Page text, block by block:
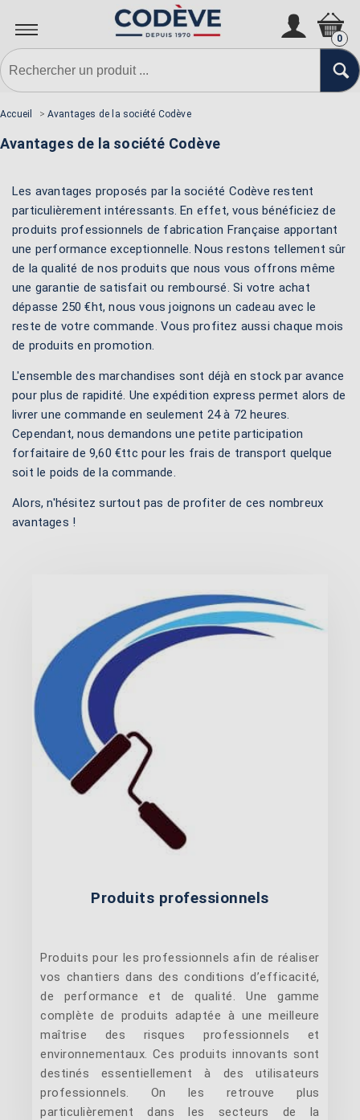
0
Accueil > Avantages de la société Codève
Avantages de la société Codève
Les avantages proposés par la société Codève restent
particulièrement intéressants. En effet, vous bénéficiez de
produits professionnels de fabrication Française apportant
une performance exceptionnelle. Nous restons tellement sûr
de la qualité de nos produits que nous vous offrons même
une garantie de satisfait ou remboursé. Si votre achat
dépasse 250 €ht, nous vous joignons un cadeau avec le
reste de votre commande. Vous profitez aussi chaque mois
de produits en promotion.
L'ensemble des marchandises sont déjà en stock par avance
pour plus de rapidité. Une expédition express permet alors de
livrer une commande en seulement 24 à 72 heures.
Cependant, nous demandons une petite participation
forfaitaire de 9,60 €ttc pour les frais de transport quelque
soit le poids de la commande.
Alors, n'hésitez surtout pas de profiter de ces nombreux
avantages !
Produits professionnels
Produits pour les professionnels afin de réaliser
vos chantiers dans des conditions d’efficacité,
de performance et de qualité. Une gamme
complète de produits adaptée à une meilleure
maîtrise des risques professionnels et
environnementaux. Ces produits innovants sont
destinés essentiellement à des utilisateurs
professionnels. On les retrouve plus
particulièrement dans les secteurs de la